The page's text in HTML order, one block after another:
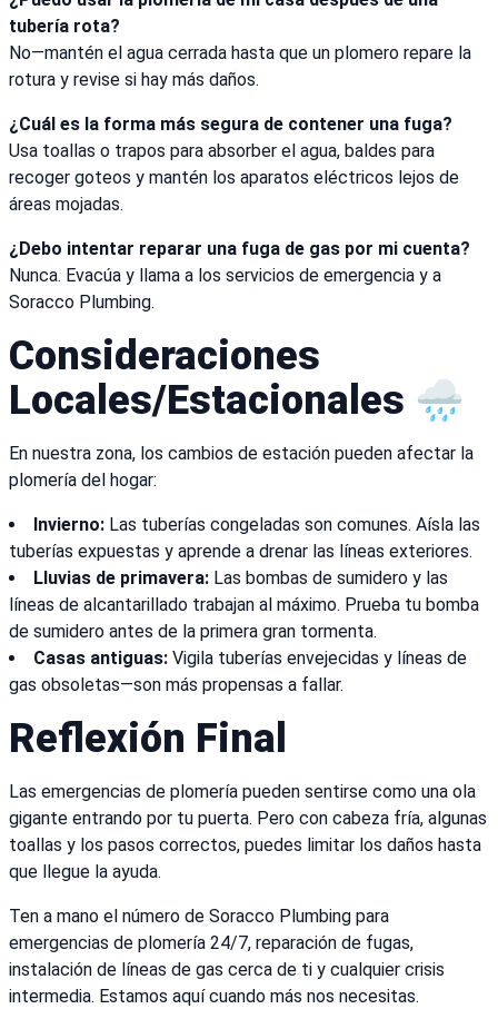
tubería rota?
No—mantén el agua cerrada hasta que un plomero repare la
rotura y revise si hay más daños.
¿Cuál es la forma más segura de contener una fuga?
Usa toallas o trapos para absorber el agua, baldes para
recoger goteos y mantén los aparatos eléctricos lejos de
áreas mojadas.
¿Debo intentar reparar una fuga de gas por mi cuenta?
Nunca. Evacúa y llama a los servicios de emergencia y a
Soracco Plumbing.
Consideraciones
Locales/Estacionales 🌧️
En nuestra zona, los cambios de estación pueden afectar la
plomería del hogar:
Invierno: Las tuberías congeladas son comunes. Aísla las
tuberías expuestas y aprende a drenar las líneas exteriores.
Lluvias de primavera: Las bombas de sumidero y las
líneas de alcantarillado trabajan al máximo. Prueba tu bomba
de sumidero antes de la primera gran tormenta.
Casas antiguas: Vigila tuberías envejecidas y líneas de
gas obsoletas—son más propensas a fallar.
Reflexión Final
Las emergencias de plomería pueden sentirse como una ola
gigante entrando por tu puerta. Pero con cabeza fría, algunas
toallas y los pasos correctos, puedes limitar los daños hasta
que llegue la ayuda.
Ten a mano el número de Soracco Plumbing para
emergencias de plomería 24/7, reparación de fugas,
instalación de líneas de gas cerca de ti y cualquier crisis
intermedia. Estamos aquí cuando más nos necesitas.